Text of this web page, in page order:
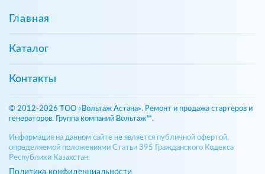
Главная
Каталог
Контакты
© 2012-2026 ТОО «Вольтаж Астана». Ремонт и продажа стартеров и
генераторов. Группа компаний Вольтаж™.
Информация на данном сайте не является публичной офертой,
определяемой положениями Статьи 395 Гражданского Кодекса
Республики Казахстан.
Политика конфиденциальности